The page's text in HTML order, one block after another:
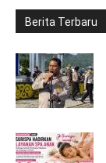
Berita Terbaru